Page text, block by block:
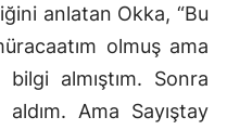
Bartın
Ardahan
Iğdır
anlatan Okka, “Bu
olmuş ama
almıştım. Sonra
Ama Sayıştay